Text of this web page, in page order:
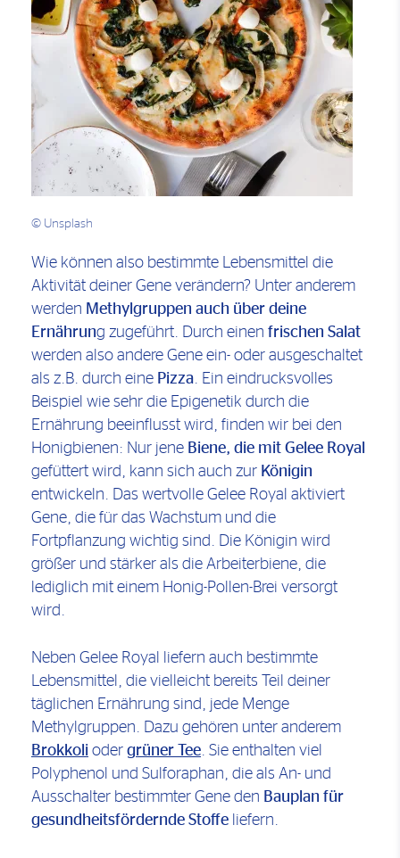
© Unsplash
Wie können also bestimmte Lebensmittel die
Aktivität deiner Gene verändern? Unter anderem
werden Methylgruppen auch über deine
Ernährung zugeführt. Durch einen frischen Salat
werden also andere Gene ein- oder ausgeschaltet
als z.B. durch eine Pizza. Ein eindrucksvolles
Beispiel wie sehr die Epigenetik durch die
Ernährung beeinflusst wird, finden wir bei den
Honigbienen: Nur jene Biene, die mit Gelee Royal
gefüttert wird, kann sich auch zur Königin
entwickeln. Das wertvolle Gelee Royal aktiviert
Gene, die für das Wachstum und die
Fortpflanzung wichtig sind. Die Königin wird
größer und stärker als die Arbeiterbiene, die
lediglich mit einem Honig-Pollen-Brei versorgt
wird.
Neben Gelee Royal liefern auch bestimmte
Lebensmittel, die vielleicht bereits Teil deiner
täglichen Ernährung sind, jede Menge
Methylgruppen. Dazu gehören unter anderem
Brokkoli oder grüner Tee . Sie enthalten viel
Polyphenol und Sulforaphan, die als An- und
Ausschalter bestimmter Gene den Bauplan für
gesundheitsfördernde Stoffe liefern.